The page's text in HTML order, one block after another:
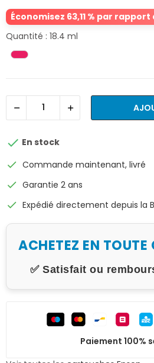
Économisez 63,11 % par
Quantité : 18.4 ml
 En stock
check Commande maintenant, livré
check Garantie 2 ans
check Expédié directement depuis la
ACHETEZ EN
✅ Satisfait ou
Paiement 100%